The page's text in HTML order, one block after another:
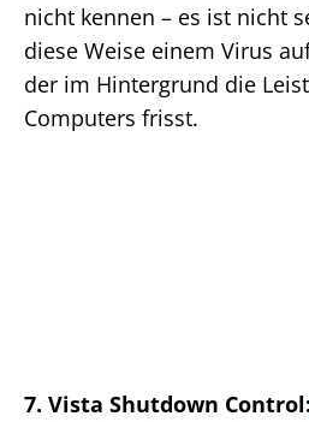
nicht kennen – es ist nicht
diese Weise einem Virus
der im Hintergrund die
Computers frisst.
7. Vista Shutdown Control: